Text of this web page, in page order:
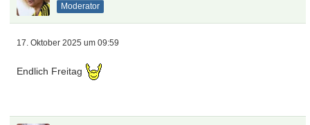
Moderator
17. Oktober 2025 um 09:59
Endlich Freitag